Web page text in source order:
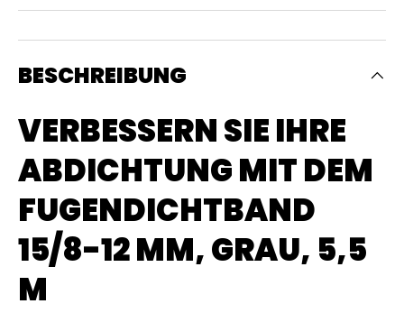
BESCHREIBUNG
VERBESSERN SIE IHRE
ABDICHTUNG MIT DEM
FUGENDICHTBAND
15/8-12 MM, GRAU, 5,5
M